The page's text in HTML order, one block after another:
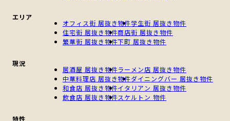
エリア
オフィス街 居抜き物件学生街 居抜き物件
住宅街 居抜き物件商店街 居抜き物件
繁華街 居抜き物件下町 居抜き物件
現況
居酒屋 居抜き物件ラーメン店 居抜き物件
中華料理店 居抜き物件ダイニングバー 居抜き物件
和食店 居抜き物件イタリアン 居抜き物件
飲食店 居抜き物件スケルトン 物件
特性